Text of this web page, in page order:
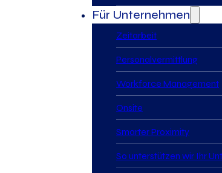
Für Unternehmen
Zeitarbeit
Personalvermittlung
Workforce Management
Onsite
Smarter Proximity
So unterstützen wir Ihr